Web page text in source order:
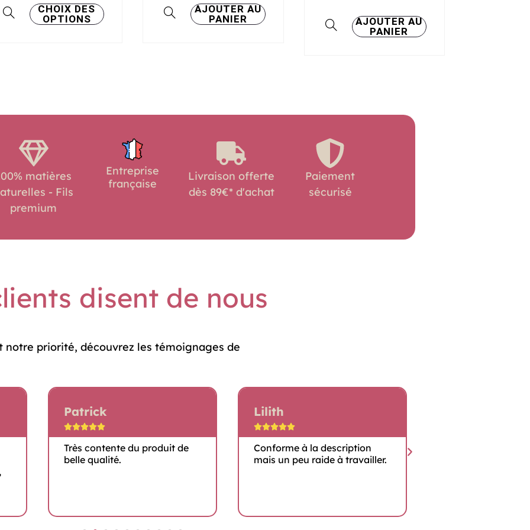
CHOIX DES
OPTIONS
Ce
produit
peuvent
choisies
sur
la
page
du
AJOUTER AU
PANIER
AJOUTER AU
PANIER
matières
- Fils
premium
Entreprise
française
Livraison offerte
dès 89€* d'achat
Paiement
sécurisé
disent de nous
notre priorité, découvrez les témoignages de
Patrick

Très contente du produit de
belle qualité.
Lilith

Conforme à la description
mais un peu raide à travailler.